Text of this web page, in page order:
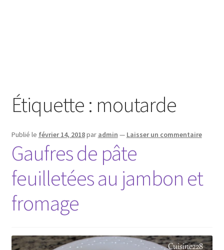
Étiquette : moutarde
Publié le février 14, 2018par admin — Laisser un commentaire
Gaufres de pâte
feuilletées au jambon et
fromage